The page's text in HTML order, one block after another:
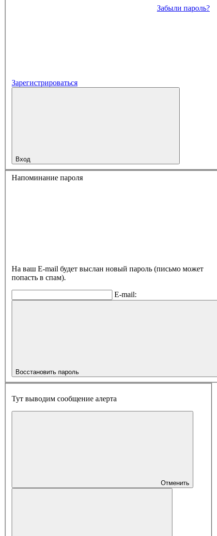
Забыли пароль?
Зарегистрироваться
Вход
Напоминание пароля
На ваш E-mail будет выслан новый пароль (письмо может
попасть в спам).
E-mail:
Восстановить пароль
Тут выводим сообщение алерта
Отменить